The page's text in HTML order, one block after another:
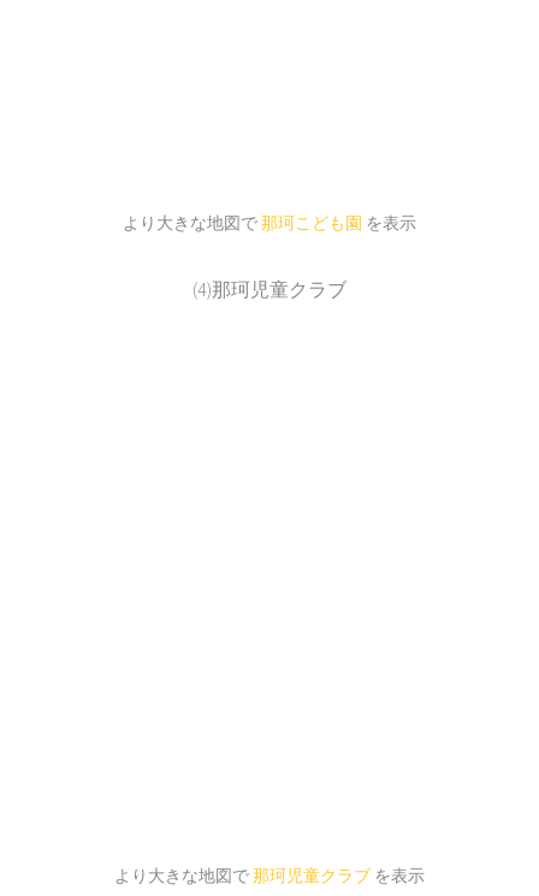
より大きな地図で那珂こども園 を表示
(4)那珂児童クラブ
より大きな地図で那珂児童クラブ を表示